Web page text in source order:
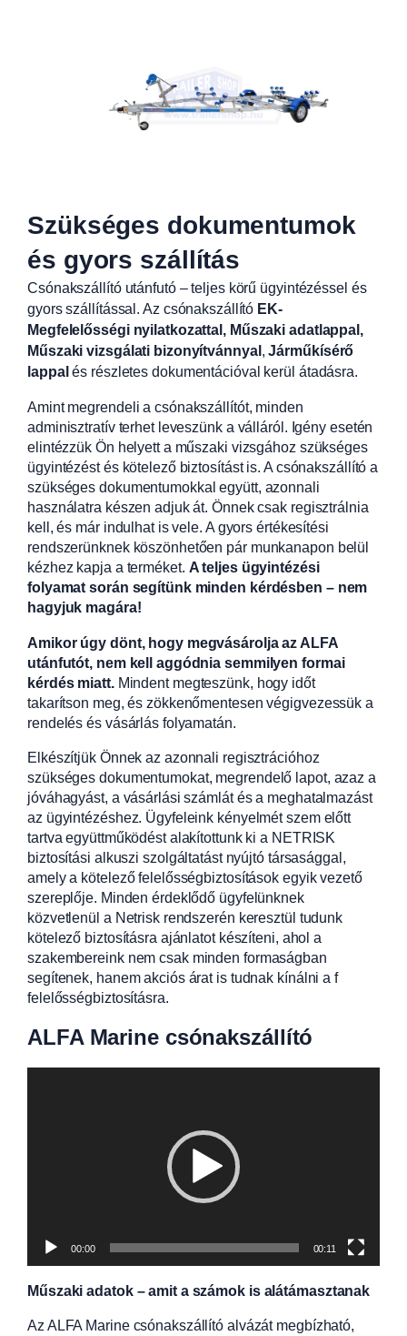
Szükséges dokumentumok
és gyors szállítás
Csónakszállító utánfutó – teljes körű ügyintézéssel és
gyors szállítással. Az csónakszállító EK-
Megfelelősségi nyilatkozattal, Műszaki adatlappal,
Műszaki vizsgálati bizonyítvánnyal ,Járműkísérő
lappal és részletes dokumentációval kerül átadásra.
Amint megrendeli a csónakszállítót, minden
adminisztratív terhet leveszünk a válláról. Igény esetén
elintézzük Ön helyett a műszaki vizsgához szükséges
ügyintézést és kötelező biztosítást is. A csónakszállító a
szükséges dokumentumokkal együtt, azonnali
használatra készen adjuk át. Önnek csak regisztrálnia
kell, és már indulhat is vele. A gyors értékesítési
rendszerünknek köszönhetően pár munkanapon belül
kézhez kapja a terméket. A teljes ügyintézési
folyamat során segítünk minden kérdésben – nem
hagyjuk magára!
Amikor úgy dönt, hogy megvásárolja az ALFA
utánfutót, nem kell aggódnia semmilyen formai
kérdés miatt. Mindent megteszünk, hogy időt
takarítson meg, és zökkenőmentesen végigvezessük a
rendelés és vásárlás folyamatán.
Elkészítjük Önnek az azonnali regisztrációhoz
szükséges dokumentumokat, megrendelő lapot, azaz a
jóváhagyást, a vásárlási számlát és a meghatalmazást
az ügyintézéshez. Ügyfeleink kényelmét szem előtt
tartva együttműködést alakítottunk ki a NETRISK
biztosítási alkuszi szolgáltatást nyújtó társasággal,
amely a kötelező felelősségbiztosítások egyik vezető
szereplője. Minden érdeklődő ügyfelünknek
közvetlenül a Netrisk rendszerén keresztül tudunk
kötelező biztosításra ajánlatot készíteni, ahol a
szakembereink nem csak minden formaságban
segítenek, hanem akciós árat is tudnak kínálni a f
felelősségbiztosításra.
ALFA Marine csónakszállító
00:00 00:11
Műszaki adatok – amit a számok is alátámasztanak
Az ALFA Marine csónakszállító alvázát megbízható,